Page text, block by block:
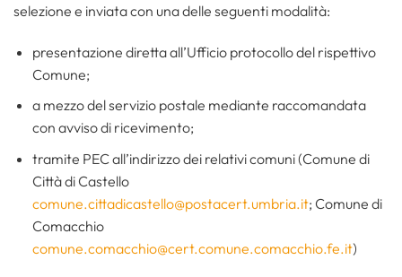
selezione e inviata con una delle seguenti modalità:
presentazione diretta all’Ufficio protocollo del rispettivo
Comune;
a mezzo del servizio postale mediante raccomandata
con avviso di ricevimento;
tramite PEC all’indirizzo dei relativi comuni (Comune di
Città di Castello
comune.cittadicastello@postacert.umbria.it; Comune di
Comacchio
comune.comacchio@cert.comune.comacchio.fe.it)